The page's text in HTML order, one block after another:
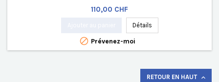
Prix
110,00 CHF
Détails
 Prévenez-moi
RETOUR EN HAUT 